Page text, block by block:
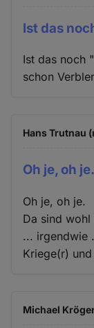
Ist das
Ist das noch
schon
Hans Trutnau
Oh je, oh je.
Oh je, oh je.
Da sind
... irgendwie
Kriege(r)
Michael